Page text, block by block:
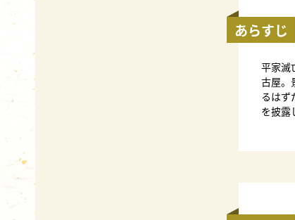
あらすじ
平家滅
古屋。
るはず
を披露